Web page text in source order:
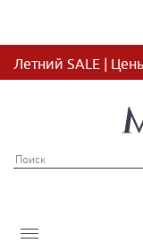
Летний SALE |